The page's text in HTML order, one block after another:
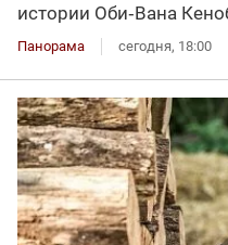
истории Оби‑Вана
Панорама сегодня, 18:00